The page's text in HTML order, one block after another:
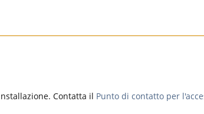
Contatta il Punto di contatto per